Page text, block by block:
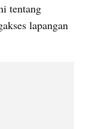
tentang
lapangan